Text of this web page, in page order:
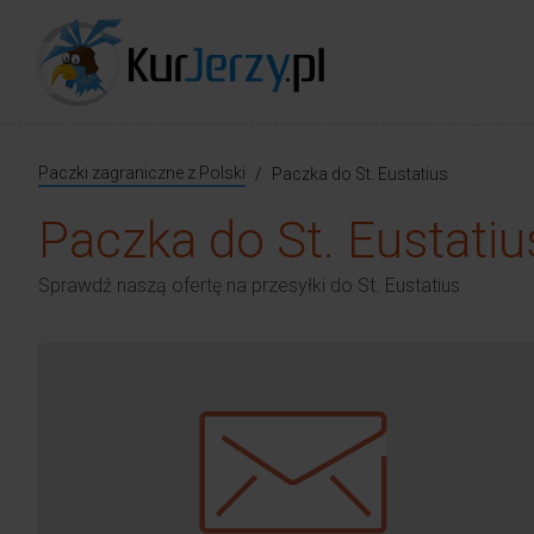
Paczki zagraniczne z Polski Paczka do St. Eustatius
Paczka do St.
Sprawdź naszą ofertę na przesyłki do St. Eustatius